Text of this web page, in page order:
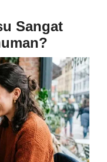
Sangat